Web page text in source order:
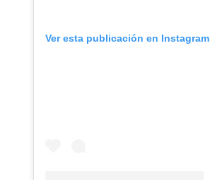
Ver esta publicación en Instagram